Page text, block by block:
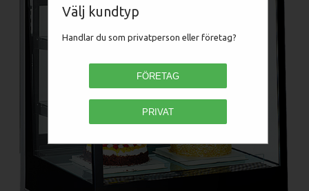
Välj kundtyp
Handlar du som privatperson eller företag?
FÖRETAG
PRIVAT